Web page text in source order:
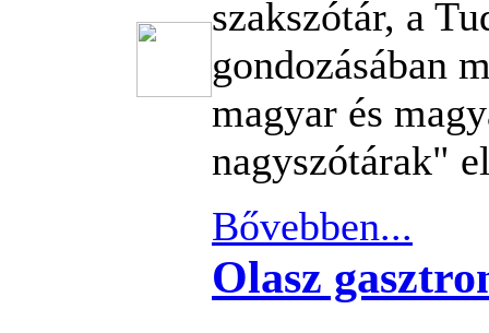
szakszótár, a
gondozásában
magyar és
nagyszótárak"
Bővebben...
Olasz